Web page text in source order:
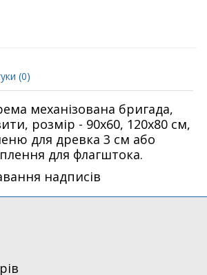
(0)
механізована бригада,
розмір - 90х60, 120х80 см,
для древка 3 см або
для флагштока.
надписів